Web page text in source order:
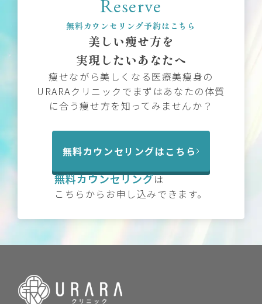
Reserve
無料カウンセリング予約はこちら
美しい痩せ方を
実現したいあなたへ
痩せながら美しくなる医療美痩身の
URARAクリニックでまずはあなたの体質
に合う痩せ方を知ってみませんか？
無料カウンセリングはこちら
無料カウンセリングは
こちらからお申し込みできます。